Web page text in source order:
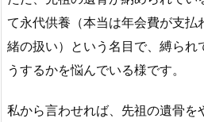
て永代供養（本当は年会費が支払
緒の扱い）という名目で、縛られ
うするかを悩んでいる様です。
私から言わせれば、先祖の遺骨を